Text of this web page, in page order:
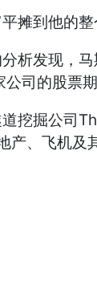
摊到他的
分析发现，
司的股票
挖掘公司
产、飞机及